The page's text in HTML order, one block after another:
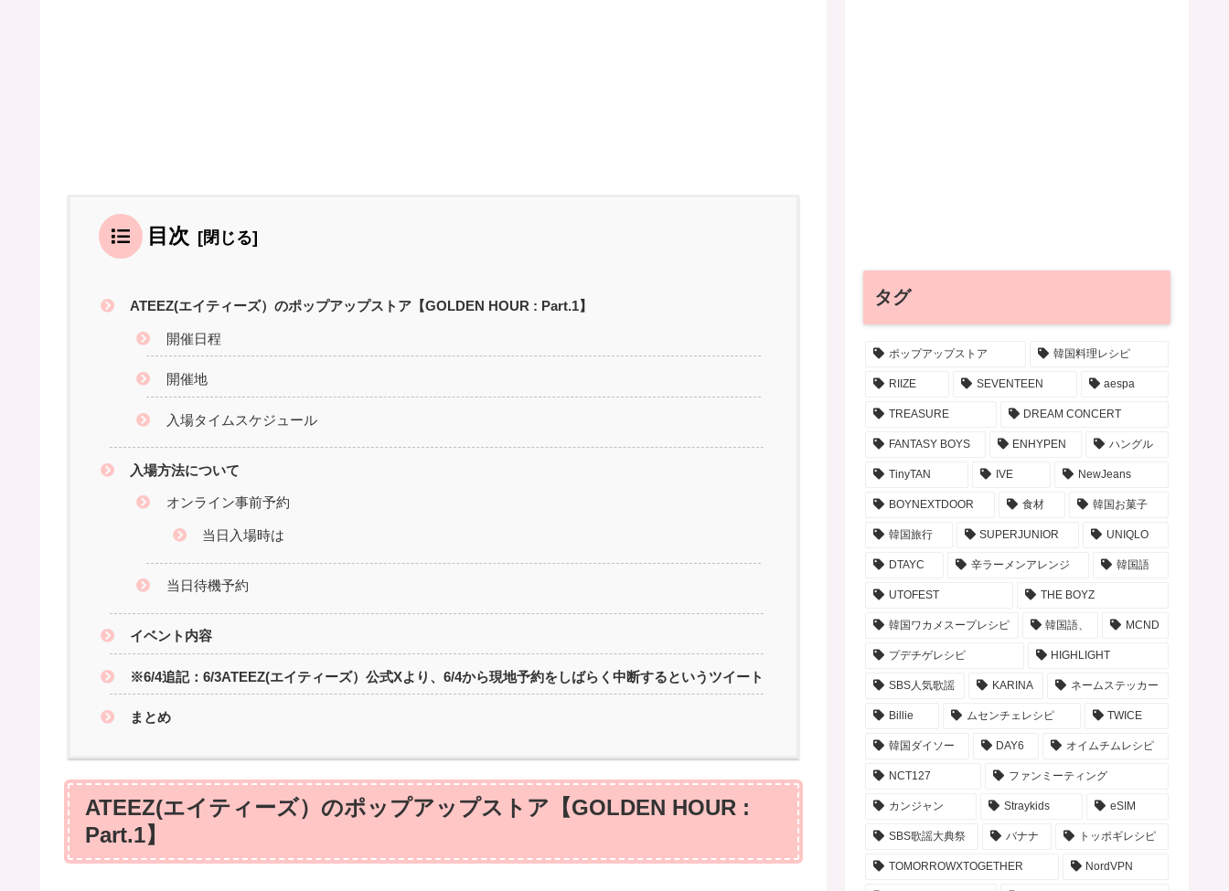
目次
ATEEZ(エイティーズ）のポップアップストア【GOLDEN HOUR : Part.1】
開催日程
開催地
入場タイムスケジュール
入場方法について
オンライン事前予約
当日入場時は
当日待機予約
イベント内容
※6/4追記：6/3ATEEZ(エイティーズ）公式Xより、6/4から現地予約をしばらく中断するというツイート
まとめ
ATEEZ(エイティーズ）のポップアップストア【GOLDEN HOUR :
Part.1】
タグ
ポップアップストア 韓国料理レシピ
RIIZE SEVENTEEN aespa
TREASURE DREAM CONCERT
FANTASY BOYS ENHYPEN ハングル
TinyTAN IVE NewJeans
BOYNEXTDOOR 食材 韓国お菓子
韓国旅行 SUPERJUNIOR UNIQLO
DTAYC 辛ラーメンアレンジ 韓国語
UTOFEST THE BOYZ
韓国ワカメスープレシピ 韓国語、 MCND
プデチゲレシピ HIGHLIGHT
SBS人気歌謡 KARINA ネームステッカー
Billie ムセンチェレシピ TWICE
韓国ダイソー DAY6 オイムチムレシピ
NCT127 ファンミーティング
カンジャン Straykids eSIM
SBS歌謡大典祭 バナナ トッポギレシピ
TOMORROWXTOGETHER NordVPN